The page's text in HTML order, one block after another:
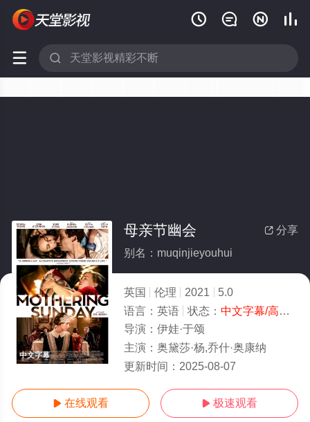
   
 
中文字幕
 分享
母亲节幽会
别名：muqinjieyouhui
英国 伦理 2021
5.0
语言： 英语 状态： 中文字幕/高清
导演： 伊娃·于颂
主演： 奥黛莎·杨,乔什·奥康纳
更新时间： 2025-08-07
 在线观看  极速观看